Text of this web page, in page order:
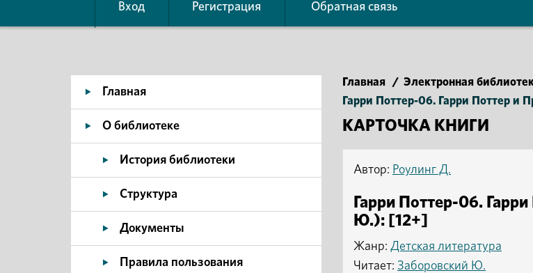
Вход Регистрация Обратная связь
Главная
О библиотеке
История библиотеки
Структура
Документы
Правила пользования
Главная / Электронная
Гарри Поттер-06. Гарри Поттер и
КАРТОЧКА КНИГИ
Автор: Роулинг Д.
Гарри Поттер-06.
Ю.): [12+]
Жанр: Детская литература
Читает: Заборовский Ю.